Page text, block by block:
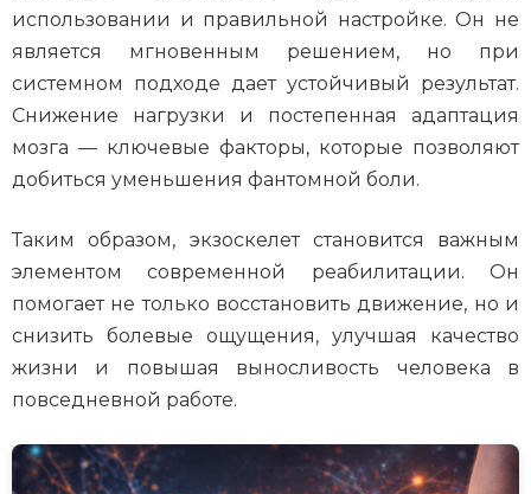
использовании и правильной настройке. Он не
является мгновенным решением, но при
системном подходе дает устойчивый результат.
Снижение нагрузки и постепенная адаптация
мозга — ключевые факторы, которые позволяют
добиться уменьшения фантомной боли.
Таким образом, экзоскелет становится важным
элементом современной реабилитации. Он
помогает не только восстановить движение, но и
снизить болевые ощущения, улучшая качество
жизни и повышая выносливость человека в
повседневной работе.